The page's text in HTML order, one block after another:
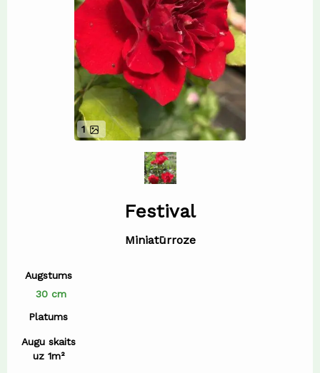
1
Festival
Miniatūrroze
Augstums
30 cm
Platums
Augu skaits
uz 1m²